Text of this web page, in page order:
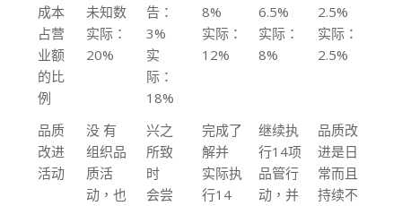
成本
占营
业额
的比
例
未知数
实际：
20%
告：
3%
实
际：
18%
8%
实际：
12%
6.5%
实际：
8%
2.5%
实际：
2.5%
品质
改进
活动
没 有
组织品
质活
动，也
兴之
所致
时
会尝
完成了
解并
实际执
行14
继续执
行14项
品管行
动，并
品质改
进是日
常而且
持续不